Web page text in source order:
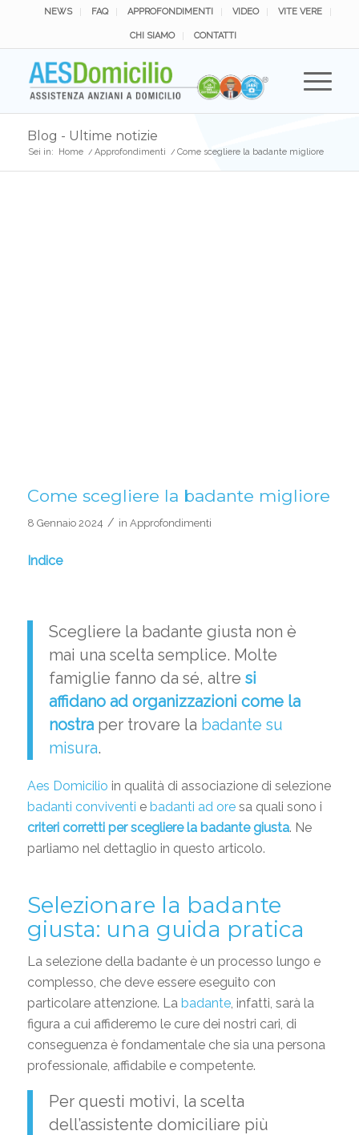
NEWS FAQ APPROFONDIMENTI VIDEO VITE VERE
CHI SIAMO CONTATTI
Blog - Ultime notizie
Sei in: Home / Approfondimenti / Come scegliere la badante migliore
Come scegliere la badante migliore
8 Gennaio 2024 / in Approfondimenti
Indice
Scegliere la badante giusta non è
mai una scelta semplice. Molte
famiglie fanno da sé, altre si
affidano ad organizzazioni come la
nostraper trovare la badante su
misura.
Aes Domicilio in qualità di associazione di selezione
badanti conviventi e badanti ad oresa quali sono i
criteri corretti per scegliere la badante giusta. Ne
parliamo nel dettaglio in questo articolo.
Selezionare la badante
giusta: una guida pratica
La selezione della badante è un processo lungo e
complesso, che deve essere eseguito con
particolare attenzione. La badante, infatti, sarà la
figura a cui affideremo le cure dei nostri cari, di
conseguenza è fondamentale che sia una persona
professionale, affidabile e competente.
Per questi motivi, la scelta
dell’assistente domiciliare più